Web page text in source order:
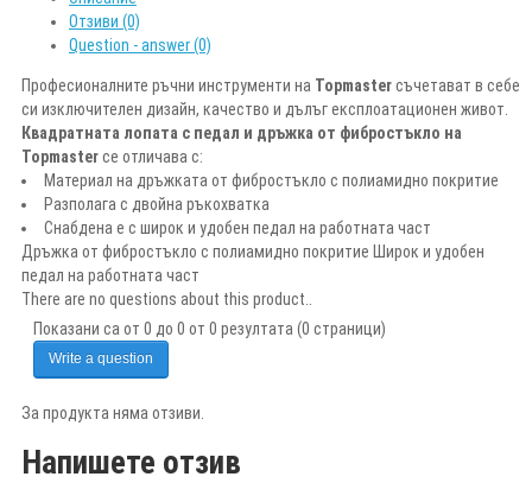
Отзиви (0)
Question - answer (0)
Професионалните ръчни инструменти на Topmasterсъчетават в себе
си изключителен дизайн, качество и дълъг експлоатационен живот.
Квадратната лопата с педал и дръжка от фибростъкло на
Topmasterсе отличава с:
Материал на дръжката от фибростъкло с полиамидно покритие
Разполага с двойна ръкохватка
Снабдена е с широк и удобен педал на работната част
Дръжка от фибростъкло с полиамидно покритие Широк и удобен
педал на работната част
There are no questions about this product..
Показани са от 0 до 0 от 0 резултата (0 страници)
Write a question
За продукта няма отзиви.
Напишете отзив